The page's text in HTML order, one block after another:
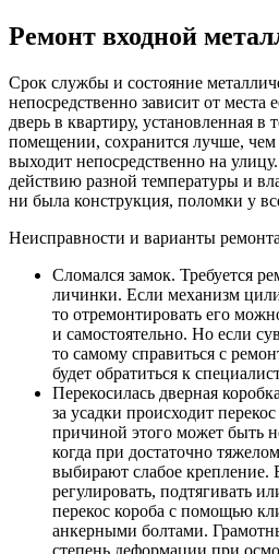
Ремонт входной
Срок службы и состояние
непосредственно зависит от места
дверь в квартиру, установленная в
помещении, сохранится лучше, чем
выходит непосредственно на
действию разной температуры и
ни была конструкция, поломки у
Неисправности и варианты
Сломался замок. Требуется
личинки. Если механизм
то отремонтировать его
и самостоятельно. Но если
то самому справиться с
будет обратиться к
Перекосилась дверная
за усадки происходит
причиной этого может быть
когда при достаточно
выбирают слабое
регулировать, подтягивать
перекос короба с помощью
анкерными болтами.
степень деформации при